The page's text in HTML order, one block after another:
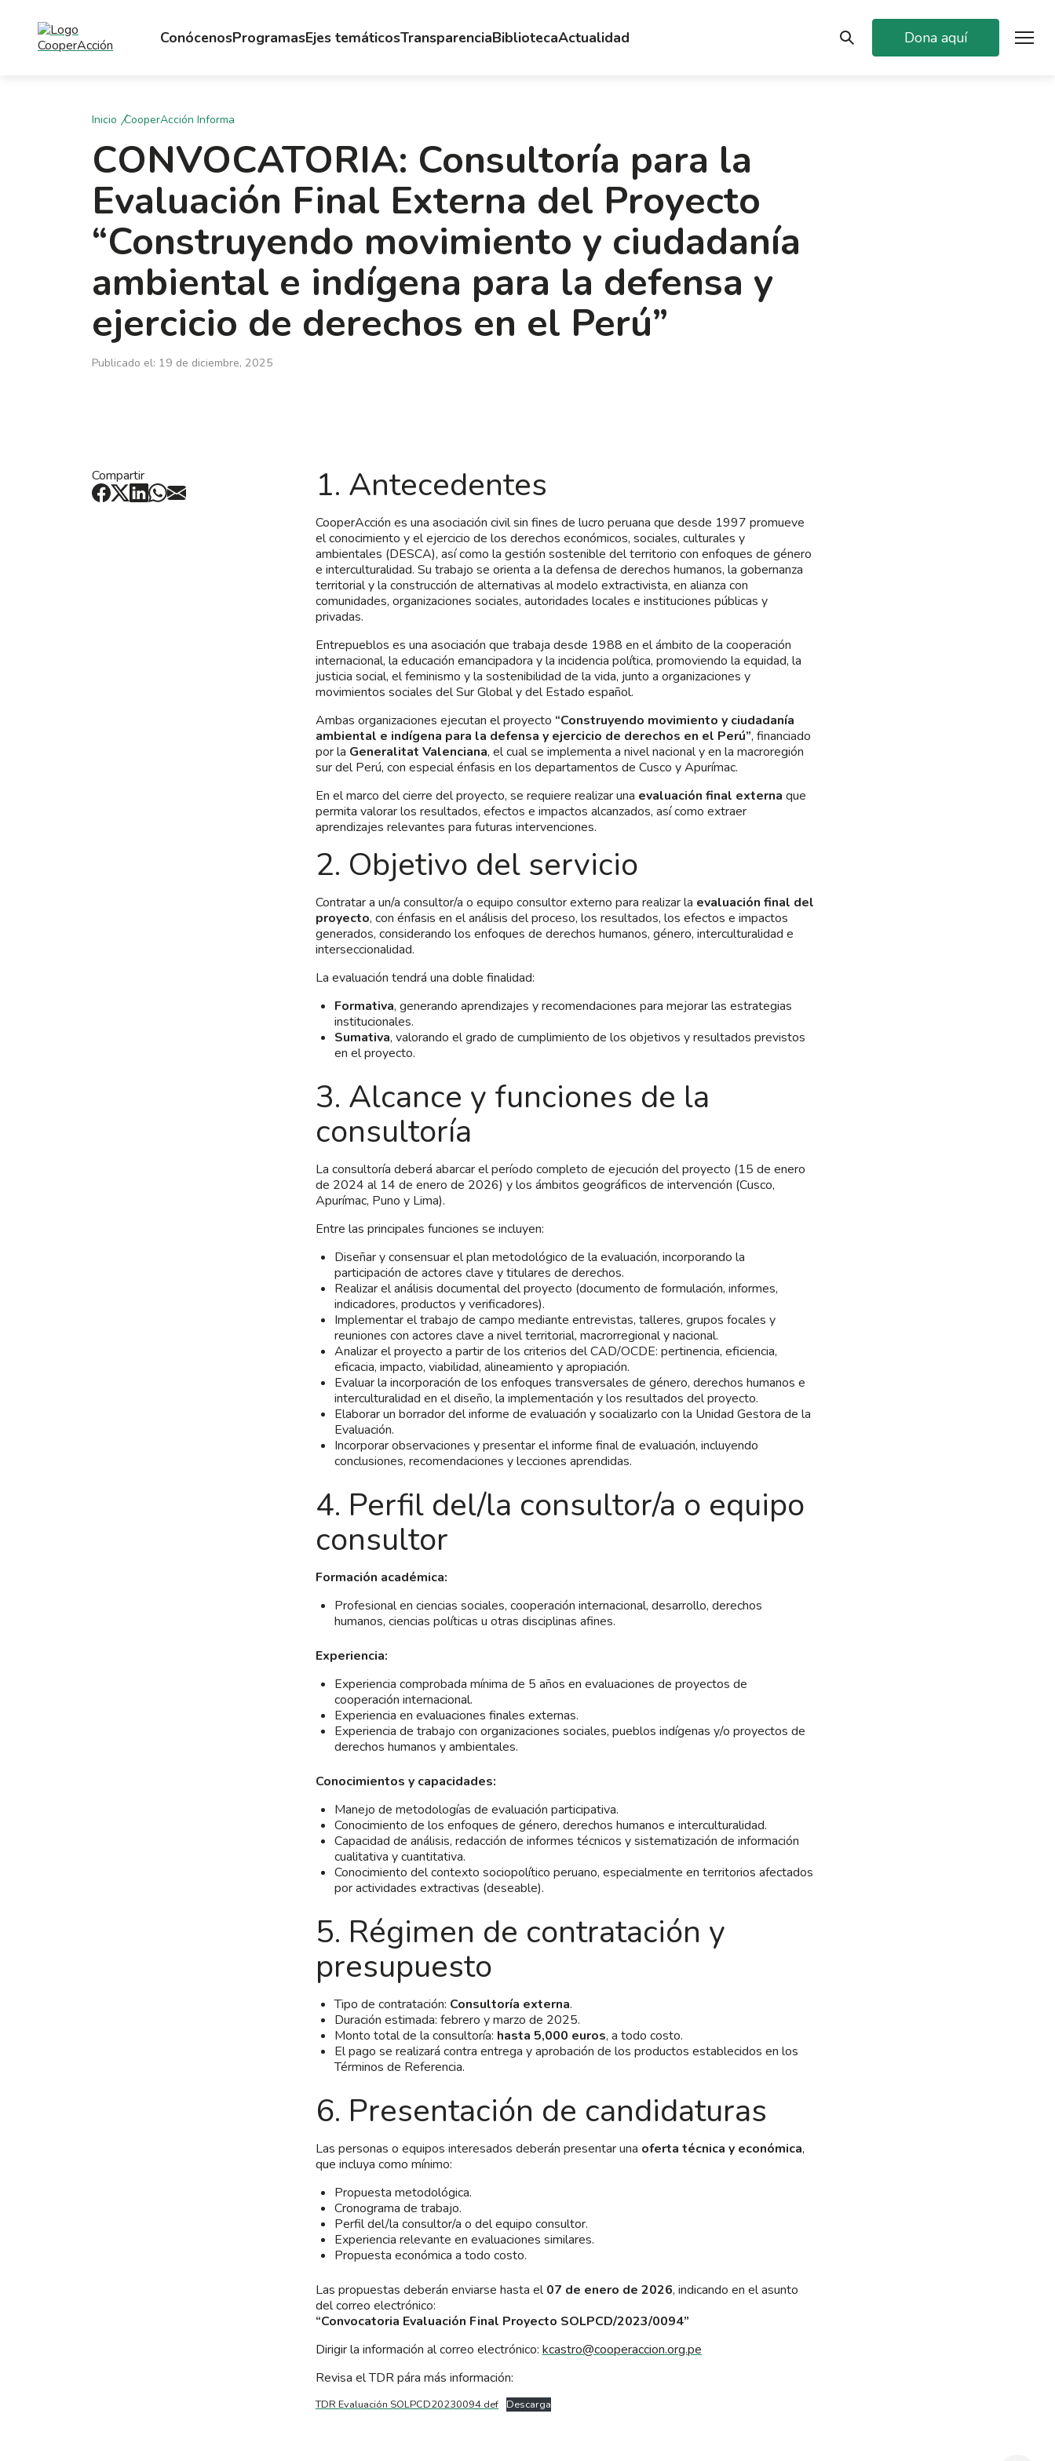
ConócenosProgramasEjes temáticosTransparenciaBibliotecaActualidad Dona aquí
Inicio CooperAcción Informa
CONVOCATORIA: Consultoría para la
Evaluación Final Externa del Proyecto
“Construyendo movimiento y ciudadanía
ambiental e indígena para la defensa y
ejercicio de derechos en el Perú”
Publicado el: 19 de diciembre, 2025
Compartir 1. Antecedentes
CooperAcción es una asociación civil sin fines de lucro peruana que desde 1997 promueve
el conocimiento y el ejercicio de los derechos económicos, sociales, culturales y
ambientales (DESCA), así como la gestión sostenible del territorio con enfoques de género
e interculturalidad. Su trabajo se orienta a la defensa de derechos humanos, la gobernanza
territorial y la construcción de alternativas al modelo extractivista, en alianza con
comunidades, organizaciones sociales, autoridades locales e instituciones públicas y
privadas.
Entrepueblos es una asociación que trabaja desde 1988 en el ámbito de la cooperación
internacional, la educación emancipadora y la incidencia política, promoviendo la equidad, la
justicia social, el feminismo y la sostenibilidad de la vida, junto a organizaciones y
movimientos sociales del Sur Global y del Estado español.
Ambas organizaciones ejecutan el proyecto “Construyendo movimiento y ciudadanía
ambiental e indígena para la defensa y ejercicio de derechos en el Perú”, financiado
por la Generalitat Valenciana, el cual se implementa a nivel nacional y en la macroregión
sur del Perú, con especial énfasis en los departamentos de Cusco y Apurímac.
En el marco del cierre del proyecto, se requiere realizar una evaluación final externa que
permita valorar los resultados, efectos e impactos alcanzados, así como extraer
aprendizajes relevantes para futuras intervenciones.
2. Objetivo del servicio
Contratar a un/a consultor/a o equipo consultor externo para realizar la evaluación final del
proyecto, con énfasis en el análisis del proceso, los resultados, los efectos e impactos
generados, considerando los enfoques de derechos humanos, género, interculturalidad e
interseccionalidad.
La evaluación tendrá una doble finalidad:
Formativa, generando aprendizajes y recomendaciones para mejorar las estrategias
institucionales.
Sumativa, valorando el grado de cumplimiento de los objetivos y resultados previstos
en el proyecto.
3. Alcance y funciones de la
consultoría
La consultoría deberá abarcar el período completo de ejecución del proyecto (15 de enero
de 2024 al 14 de enero de 2026) y los ámbitos geográficos de intervención (Cusco,
Apurímac, Puno y Lima).
Entre las principales funciones se incluyen:
Diseñar y consensuar el plan metodológico de la evaluación, incorporando la
participación de actores clave y titulares de derechos.
Realizar el análisis documental del proyecto (documento de formulación, informes,
indicadores, productos y verificadores).
Implementar el trabajo de campo mediante entrevistas, talleres, grupos focales y
reuniones con actores clave a nivel territorial, macrorregional y nacional.
Analizar el proyecto a partir de los criterios del CAD/OCDE: pertinencia, eficiencia,
eficacia, impacto, viabilidad, alineamiento y apropiación.
Evaluar la incorporación de los enfoques transversales de género, derechos humanos e
interculturalidad en el diseño, la implementación y los resultados del proyecto.
Elaborar un borrador del informe de evaluación y socializarlo con la Unidad Gestora de la
Evaluación.
Incorporar observaciones y presentar el informe final de evaluación, incluyendo
conclusiones, recomendaciones y lecciones aprendidas.
4. Perfil del/la consultor/a o equipo
consultor
Formación académica:
Profesional en ciencias sociales, cooperación internacional, desarrollo, derechos
humanos, ciencias políticas u otras disciplinas afines.
Experiencia:
Experiencia comprobada mínima de 5 años en evaluaciones de proyectos de
cooperación internacional.
Experiencia en evaluaciones finales externas.
Experiencia de trabajo con organizaciones sociales, pueblos indígenas y/o proyectos de
derechos humanos y ambientales.
Conocimientos y capacidades:
Manejo de metodologías de evaluación participativa.
Conocimiento de los enfoques de género, derechos humanos e interculturalidad.
Capacidad de análisis, redacción de informes técnicos y sistematización de información
cualitativa y cuantitativa.
Conocimiento del contexto sociopolítico peruano, especialmente en territorios afectados
por actividades extractivas (deseable).
5. Régimen de contratación y
presupuesto
Tipo de contratación: Consultoría externa.
Duración estimada: febrero y marzo de 2025.
Monto total de la consultoría: hasta 5,000 euros, a todo costo.
El pago se realizará contra entrega y aprobación de los productos establecidos en los
Términos de Referencia.
6. Presentación de candidaturas
Las personas o equipos interesados deberán presentar una oferta técnica y económica,
que incluya como mínimo:
Propuesta metodológica.
Cronograma de trabajo.
Perfil del/la consultor/a o del equipo consultor.
Experiencia relevante en evaluaciones similares.
Propuesta económica a todo costo.
Las propuestas deberán enviarse hasta el07 de enero de 2026, indicando en el asunto
del correo electrónico:
“Convocatoria Evaluación Final Proyecto SOLPCD/2023/0094”
Dirigir la información al correo electrónico: kcastro@cooperaccion.org.pe
Revisa el TDR pára más información:
TDR Evaluación SOLPCD20230094 def Descarga